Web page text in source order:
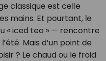
classique est celle
mains. Et pourtant, le
« iced tea » — rencontre
Mais d’un point de
? Le chaud ou le froid